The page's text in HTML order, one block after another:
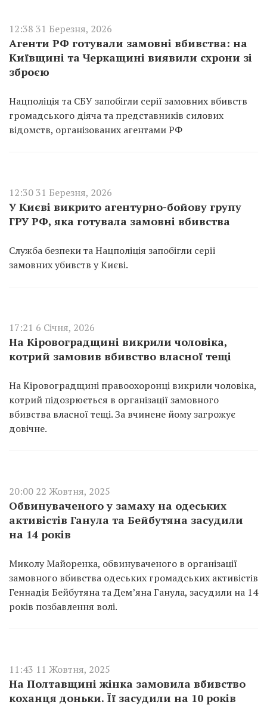
12:38 31 Березня, 2026
Агенти РФ готували замовні вбивства: на
Київщині та Черкащині виявили схрони зі
зброєю
Нацполіція та СБУ запобігли серії замовних вбивств
громадського діяча та представників силових
відомств, організованих агентами РФ
12:30 31 Березня, 2026
У Києві викрито агентурно-бойову групу
ГРУ РФ, яка готувала замовні вбивства
Служба безпеки та Нацполіція запобігли серії
замовних убивств у Києві.
17:21 6 Січня, 2026
На Кіровоградщині викрили чоловіка,
котрий замовив вбивство власної тещі
На Кіровоградщині правоохоронці викрили чоловіка,
котрий підозрюється в організації замовного
вбивства власної тещі. За вчинене йому загрожує
довічне.
20:00 22 Жовтня, 2025
Обвинуваченого у замаху на одеських
активістів Ганула та Бейбутяна засудили
на 14 років
Миколу Майоренка, обвинуваченого в організації
замовного вбивства одеських громадських активістів
Геннадія Бейбутяна та Дем’яна Ганула, засудили на 14
років позбавлення волі.
11:43 11 Жовтня, 2025
На Полтавщині жінка замовила вбивство
коханця доньки. Її засудили на 10 років